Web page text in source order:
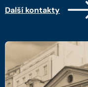
Další kontakty